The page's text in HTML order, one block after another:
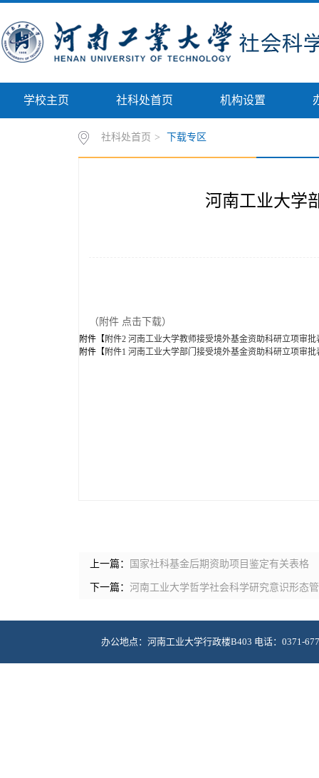
学校主页 社科处首页 机构设置
社科处首页 > 下载专区
河南工业大学
（附件 点击下载）
附件【附件2 河南工业大学教师接受境外基金资助科研立项审批
附件【附件1 河南工业大学部门接受境外基金资助科研立项审批
上一篇： 国家社科基金后期资助项目鉴定有关表格
下一篇： 河南工业大学哲学社会科学研究意识形态
办公地点：河南工业大学行政楼B403 电话：0371-